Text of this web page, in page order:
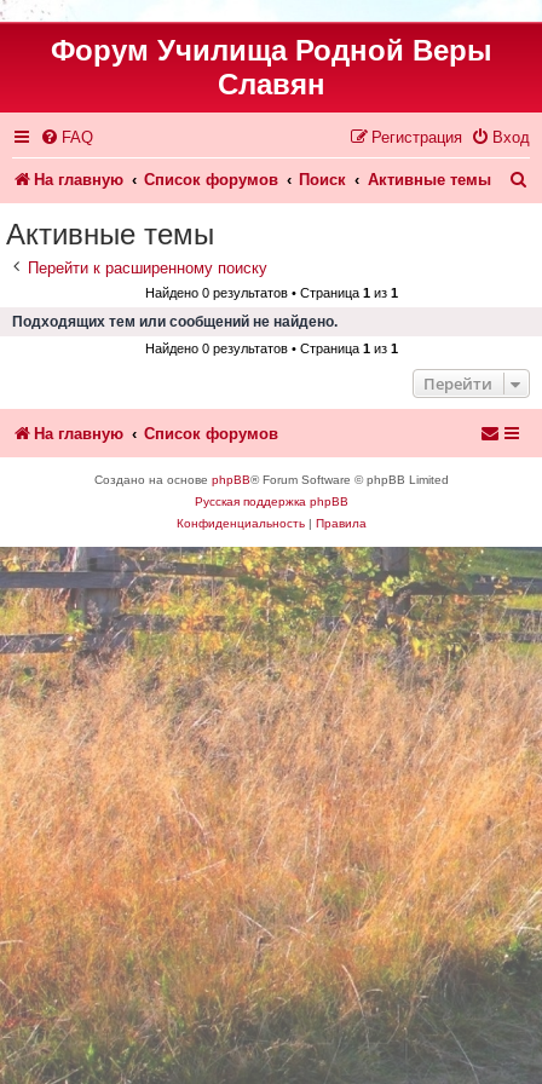
Форум Училища Родной Веры
Славян
FAQ Вход
Регистрация
На главную Список форумов Поиск Активные темы
Активные темы
Перейти к расширенному поиску
Найдено 0 результатов • Страница 1из 1
Подходящих тем или сообщений не найдено.
Найдено 0 результатов • Страница 1из 1
Перейти
На главную Список форумов
Создано на основе phpBB® Forum Software © phpBB Limited
Русская поддержка phpBB
Конфиденциальность| Правила